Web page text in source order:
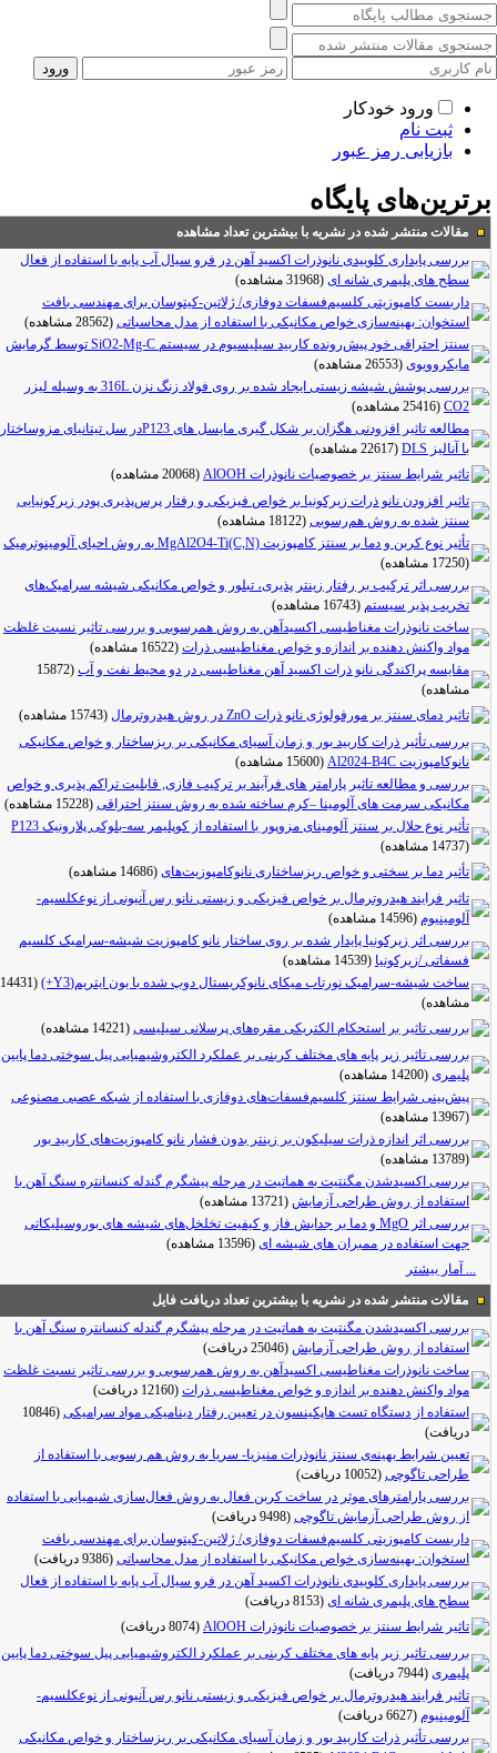
ورود خودکار
ثبت نام
بازیابی رمز عبور
پایگاه
مقالات منتشر شده در نشریه با بیشترین تعداد مشاهده
بررسی پایداری کلوییدی نانوذرات اکسید آهن در فرو سیال آب پایه با استفاده از فعال
سطح های پلیمری شانه ای (31968 مشاهده)
داربست‌ کامپوزیتی کلسیم‌فسفات دوفازی/ ژلاتین-کیتوسان برای مهندسی بافت
استخوان: بهینه‌سازی خواص مکانیکی با استفاده از مدل محاسباتی (28562 مشاهده)
سنتز احتراقی خود پیش‌رونده کاربید سیلیسیوم در سیستم SiO2-Mg-C توسط گرمایش
مایکروویوی (26553 مشاهده)
بررسی پوشش شیشه زیستی ایجاد شده بر روی فولاد زنگ نزن 316L به وسیله لیزر
CO2 (25416 مشاهده)
مطالعه تاثیر افزودنی هگزان بر شکل گیری مایسل های P123در سل تیتانیای مزوساختار
با آنالیز DLS
(22617 مشاهده)
تاثیر شرایط سنتز بر خصوصیات نانوذرات AlOOH
(20068 مشاهده)
تاثیر افزودن نانو ذرات زیرکونیا بر خواص فیزیکی و رفتار پرس‌پذیری پودر زیرکونیایی
سنتز شده به روش هم‌رسوبی (18122 مشاهده)
تأثیر نوع کربن و دما بر سنتز کامپوزیت MgAl2O4-Ti(C,N) به روش احیای آلومینوترمیک
(17250 مشاهده)
بررسی اثر ترکیب بر رفتار زینتر پذیری، تبلور و خواص مکانیکی شیشه سرامیک‌های
تخریب پذیر سیستم (16743 مشاهده)
ساخت نانوذرات مغناطیسی اکسیدآهن به روش همرسوبی و بررسی تاثیر نسبت غلظت
مواد واکنش دهنده بر اندازه و خواص مغناطیسی ذرات (16522 مشاهده)
مقایسه پراکندگی نانو ذرات اکسید آهن مغناطیسی در دو محیط نفت و آب (15872
مشاهده)
تاثیر دمای سنتز بر مورفولوژی نانو ذرات ZnO در روش هیدروترمال
(15743 مشاهده)
بررسی تأثیر ذرات کاربید بور و زمان آسیای مکانیکی بر ریزساختار و خواص مکانیکی
نانوکامپوزیت Al2024-B4C
(15600 مشاهده)
بررسی و مطالعه تاثیر پارامتر های فرآیند بر ترکیب فازی, قابلیت تراکم پذیری و خواص
مکانیکی سرمت های آلومینا –کرم ساخته شده به روش سنتز احتراقی (15228 مشاهده)
تأثیر نوع حلال بر سنتز آلومینای مزوپور با استفاده از کوپلیمر سه-بلوکی پلارونیک P123
(14737 مشاهده)
تأثیر دما بر سختی و خواص ریزساختاری نانوکامپوزیت‌های (14686 مشاهده)
تاثیر فرایند هیدروترمال بر خواص فیزیکی و زیستی نانو رس آنیونی از نوعکلسیم-
آلومینیوم (14596 مشاهده)
بررسی اثر زیرکونیا پایدار شده بر روی ساختار نانو کامپوزیت شیشه-سرامیک کلسیم
فسفاتی /زیرکونیا (14539 مشاهده)
ساخت شیشه-سرامیک نورتاب میکای نانوکریستال دوپ شده با یون ایتریم(Y3+)
(14431
مشاهده)
بررسی تاثیر بر استحکام الکتریکی مقره‌های پرسلانی سیلیسی (14221 مشاهده)
بررسی تاثیر زیر پایه های مختلف کربنی بر عملکرد الکتروشیمیایی پیل سوختی دما پایین
پلیمری (14200 مشاهده)
پیش‌بینی شرایط سنتز کلسیم‌فسفات‌های دوفازی با استفاده از شبکه‌ عصبی مصنوعی
(13967 مشاهده)
بررسی اثر اندازه ذرات سیلیکون بر زینتر بدون فشار نانو کامپوزیت‌های کاربید بور
(13789 مشاهده)
بررسی اکسیدشدن مگنتیت به هماتیت در مرحله پیشگرم گندله کنسانتره سنگ آهن با
استفاده از روش طراحی آزمایش (13721 مشاهده)
بررسی اثر MgO و دما بر جدایش فاز و کیفیت تخلخل‌های شیشه های بوروسیلیکاتی
جهت استفاده در ممبران های شیشه ای (13596 مشاهده)
... آمار بیشتر
مقالات منتشر شده در نشریه با بیشترین تعداد دریافت فایل
بررسی اکسیدشدن مگنتیت به هماتیت در مرحله پیشگرم گندله کنسانتره سنگ آهن با
استفاده از روش طراحی آزمایش (25046 دریافت)
ساخت نانوذرات مغناطیسی اکسیدآهن به روش همرسوبی و بررسی تاثیر نسبت غلظت
مواد واکنش دهنده بر اندازه و خواص مغناطیسی ذرات (12160 دریافت)
استفاده از دستگاه تست هاپکینسون در تعیین رفتار دینامیکی مواد سرامیکی (10846
دریافت)
تعیین شرایط بهینه‌ی سنتز نانوذرات منیزیا- سریا به روش هم رسوبی با استفاده از
طراحی تاگوچی (10052 دریافت)
بررسی پارامترهای موثر در ساخت کربن فعال به روش فعال‌سازی شیمیایی با استفاده
از روش طراحی آزمایش تاگوچی (9498 دریافت)
داربست‌ کامپوزیتی کلسیم‌فسفات دوفازی/ ژلاتین-کیتوسان برای مهندسی بافت
استخوان: بهینه‌سازی خواص مکانیکی با استفاده از مدل محاسباتی (9386 دریافت)
بررسی پایداری کلوییدی نانوذرات اکسید آهن در فرو سیال آب پایه با استفاده از فعال
سطح های پلیمری شانه ای (8153 دریافت)
تاثیر شرایط سنتز بر خصوصیات نانوذرات AlOOH
(8074 دریافت)
بررسی تاثیر زیر پایه های مختلف کربنی بر عملکرد الکتروشیمیایی پیل سوختی دما پایین
پلیمری (7944 دریافت)
تاثیر فرایند هیدروترمال بر خواص فیزیکی و زیستی نانو رس آنیونی از نوعکلسیم-
آلومینیوم (6627 دریافت)
بررسی تأثیر ذرات کاربید بور و زمان آسیای مکانیکی بر ریزساختار و خواص مکانیکی